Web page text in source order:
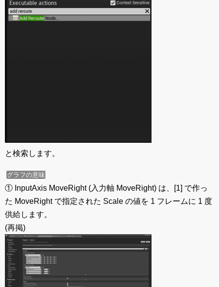
と検索します。
グラフの意味
① InputAxis MoveRight (入力軸 MoveRight) は、[1] で作っ
た MoveRight で指定された Scale の値を 1 フレームに 1 度
供給します。
(再掲)